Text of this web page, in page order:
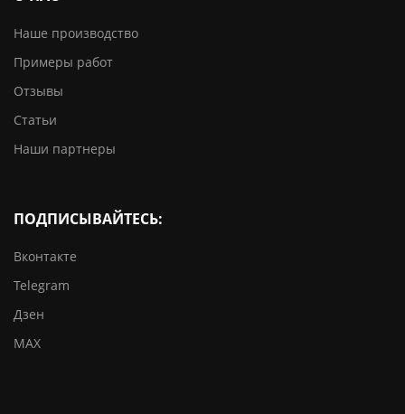
Наше производство
Примеры работ
Отзывы
Статьи
Наши партнеры
ПОДПИСЫВАЙТЕСЬ:
Вконтакте
Telegram
Дзен
MAX